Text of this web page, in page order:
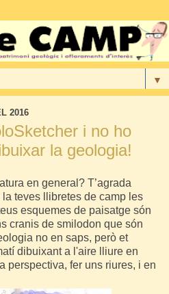
▼
2016
i no ho
la geologia!
en general? T’agrada
teves llibretes de camp les
esquemes de paisatge són
cranis de smilodon que són
no en saps, però et
dibuixant a l'aire lliure en
perspectiva, fer uns riures, i en